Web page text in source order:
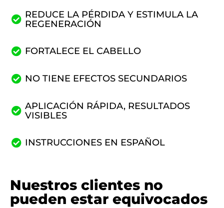
REDUCE LA PÉRDIDA Y ESTIMULA LA
REGENERACIÓN
FORTALECE EL CABELLO
NO TIENE EFECTOS SECUNDARIOS
APLICACIÓN RÁPIDA, RESULTADOS
VISIBLES
INSTRUCCIONES EN ESPAÑOL
Nuestros clientes no
pueden estar equivocados